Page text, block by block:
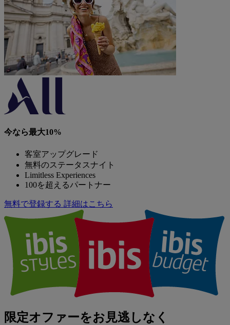
今なら最大10%
客室アップグレード
無料のステータスナイト
Limitless Experiences
100を超えるパートナー
無料で登録する 詳細はこちら
限定オファーをお見逃しなく